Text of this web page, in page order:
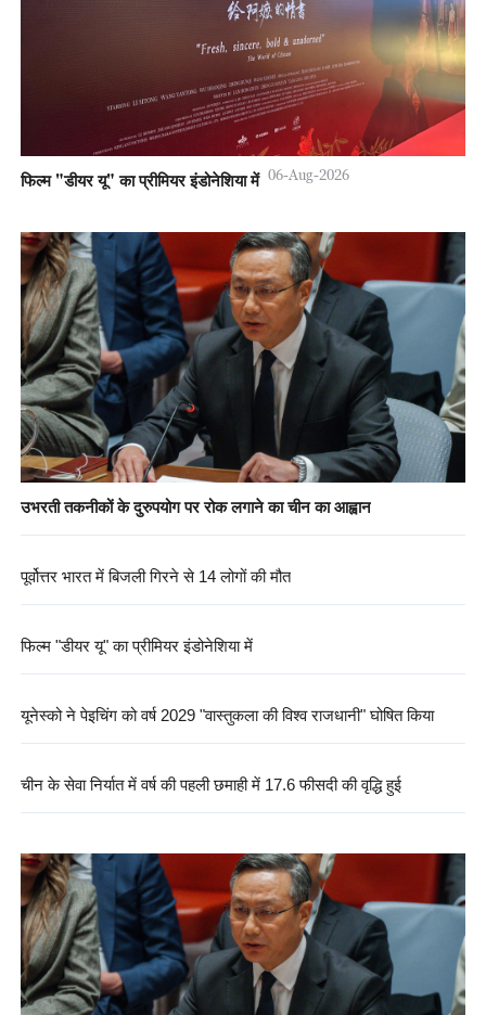
फिल्म "डीयर यू" का प्रीमियर इंडोनेशिया में 06-Aug-2026
उभरती तकनीकों के दुरुपयोग पर रोक लगाने का चीन का आह्वान
पूर्वोत्तर भारत में बिजली गिरने से 14 लोगों की मौत
फिल्म "डीयर यू" का प्रीमियर इंडोनेशिया में
यूनेस्को ने पेइचिंग को वर्ष 2029 "वास्तुकला की विश्व राजधानी" घोषित किया
चीन के सेवा निर्यात में वर्ष की पहली छमाही में 17.6 फीसदी की वृद्धि हुई